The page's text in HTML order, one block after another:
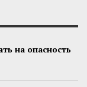
на опасность